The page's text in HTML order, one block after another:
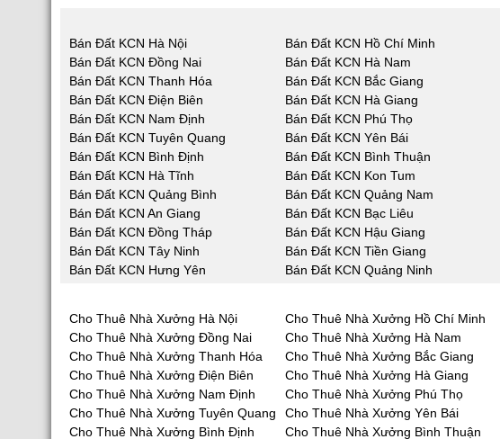
Bán Đất KCN Hà Nội Bán Đất KCN Hồ Chí Minh
Bán Đất KCN Đồng Nai
Bán Đất KCN Hà Nam
Bán Đất KCN Thanh Hóa
Bán Đất KCN Bắc Giang
Bán Đất KCN Điện Biên
Bán Đất KCN Hà Giang
Bán Đất KCN Nam Định
Bán Đất KCN Phú Thọ
Bán Đất KCN Tuyên Quang
Bán Đất KCN Yên Bái
Bán Đất KCN Bình Định
Bán Đất KCN Bình Thuận
Bán Đất KCN Hà Tĩnh
Bán Đất KCN Kon Tum
Bán Đất KCN Quảng Bình
Bán Đất KCN Quảng Nam
Bán Đất KCN An Giang
Bán Đất KCN Bạc Liêu
Bán Đất KCN Đồng Tháp
Bán Đất KCN Hậu Giang
Bán Đất KCN Tây Ninh
Bán Đất KCN Tiền Giang
Bán Đất KCN Hưng Yên
Bán Đất KCN Quảng Ninh
Cho Thuê Nhà Xưởng Hà Nội Cho Thuê Nhà Xưởng Hồ Chí Minh
Cho Thuê Nhà Xưởng Đồng Nai
Cho Thuê Nhà Xưởng Hà Nam
Cho Thuê Nhà Xưởng Thanh Hóa
Cho Thuê Nhà Xưởng Bắc Giang
Cho Thuê Nhà Xưởng Điện Biên
Cho Thuê Nhà Xưởng Hà Giang
Cho Thuê Nhà Xưởng Nam Định
Cho Thuê Nhà Xưởng Phú Thọ
Cho Thuê Nhà Xưởng Tuyên Quang
Cho Thuê Nhà Xưởng Yên Bái
Cho Thuê Nhà Xưởng Bình Định
Cho Thuê Nhà Xưởng Bình Thuận